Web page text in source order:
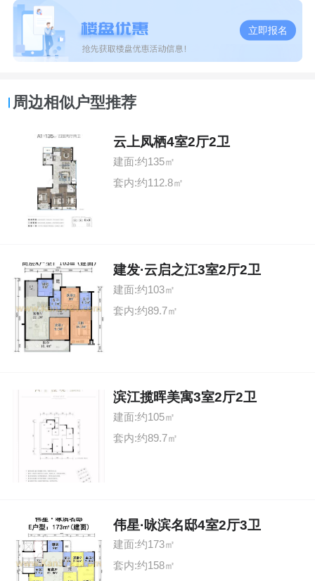
立即报名
周边相似户型推荐
云上凤栖4室2厅2卫
建面:约135㎡
套内:约112.8㎡
建发·云启之江3室2厅2卫
建面:约103㎡
套内:约89.7㎡
滨江揽晖美寓3室2厅2卫
建面:约105㎡
套内:约89.7㎡
伟星·咏滨名邸4室2厅3卫
建面:约173㎡
套内:约158㎡